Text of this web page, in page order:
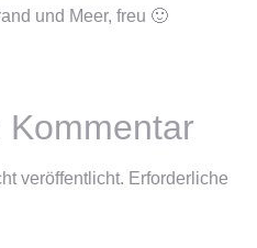
und Meer, freu 🙂
veröffentlicht. Erforderliche